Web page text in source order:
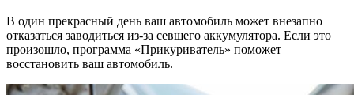
В один прекрасный день ваш автомобиль может внезапно
отказаться заводиться из-за севшего аккумулятора. Если это
произошло, программа «Прикуриватель» поможет
восстановить ваш автомобиль.